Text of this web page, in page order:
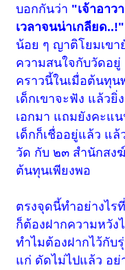
บอกกันว่า "เจ้าอาว
เวลาจนน่าเกลียด..!"
น้อย ๆ ญาติโยมเขา
ความสนใจกับวัดอยู่
คราวนี้ในเมื่อต้นทุน
เด็กเขาจะฟัง แล้ว
เอกมา แถมยังคะแ
เด็กก็เชื่ออยู่แล้ว แ
วัด กับ ๒๓ สำนักสง
ต้นทุนเพียงพอ
ตรงจุดนี้ทำอย่างไร
ก็ต้องฝากความหวัง
ทำไมต้องฝากไว้กับ
แก่ ดัดไม่ไปแล้ว อย่